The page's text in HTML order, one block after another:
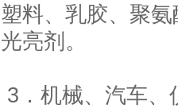
塑料、乳胶、聚
光亮剂。
3．机械、汽车、